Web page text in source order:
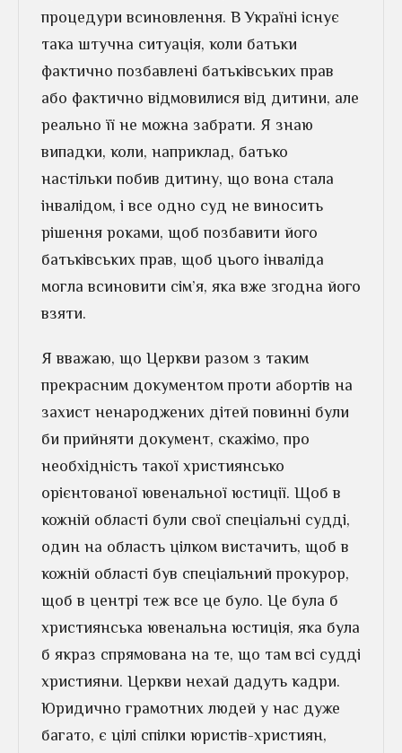
процедури всиновлення. В Україні існує
така штучна ситуація, коли батьки
фактично позбавлені батьківських прав
або фактично відмовилися від дитини, але
реально її не можна забрати. Я знаю
випадки, коли, наприклад, батько
настільки побив дитину, що вона стала
інвалідом, і все одно суд не виносить
рішення роками, щоб позбавити його
батьківських прав, щоб цього інваліда
могла всиновити сім’я, яка вже згодна його
взяти.
Я вважаю, що Церкви разом з таким
прекрасним документом проти абортів на
захист ненароджених дітей повинні були
би прийняти документ, скажімо, про
необхідність такої християнсько
орієнтованої ювенальної юстиції. Щоб в
кожній області були свої спеціальні судді,
один на область цілком вистачить, щоб в
кожній області був спеціальний прокурор,
щоб в центрі теж все це було. Це була б
християнська ювенальна юстиція, яка була
б якраз спрямована на те, що там всі судді
християни. Церкви нехай дадуть кадри.
Юридично грамотних людей у нас дуже
багато, є цілі спілки юристів-християн,